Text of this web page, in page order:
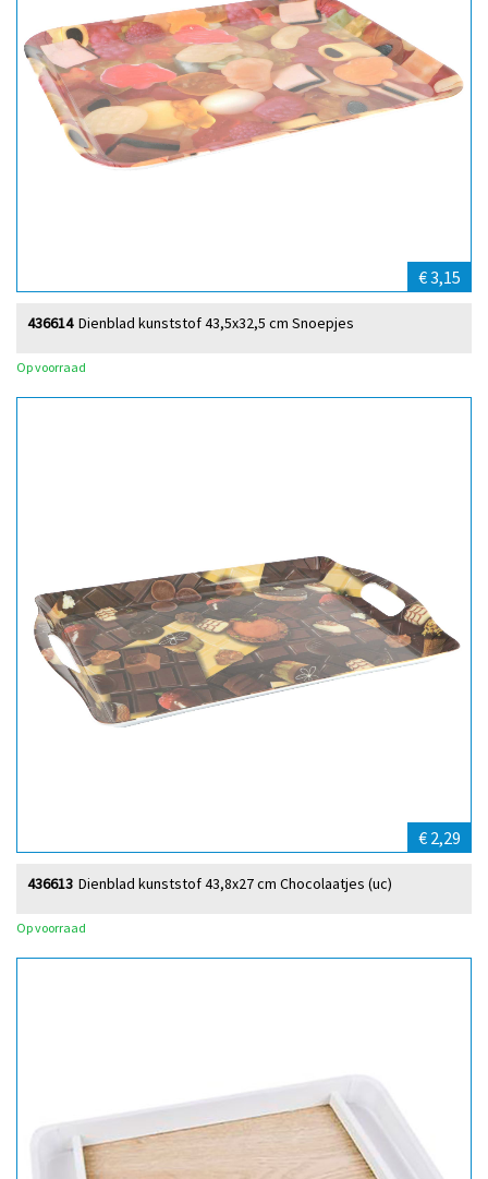
€ 3,15
Dienblad kunststof 43,5x32,5 cm Snoepjes
436614
Op voorraad
€ 2,29
Dienblad kunststof 43,8x27 cm Chocolaatjes (uc)
436613
Op voorraad